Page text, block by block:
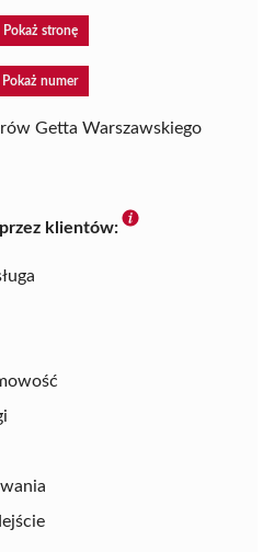
Pokaż stronę
Pokaż numer
Getta Warszawskiego
klientów: